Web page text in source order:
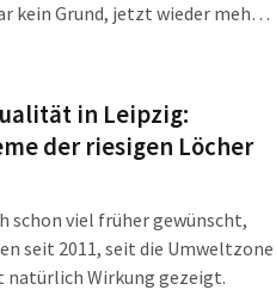
kein Grund, jetzt wieder mehr
in Leipzig:
der riesigen Löcher
schon viel früher gewünscht,
seit 2011, seit die Umweltzone
natürlich Wirkung gezeigt.